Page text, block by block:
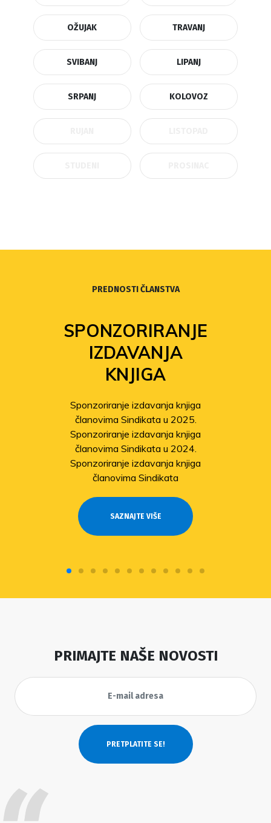
OŽUJAK TRAVANJ
SVIBANJ LIPANJ
SRPANJ KOLOVOZ
PREDNOSTI ČLANSTVA
SPONZORIRANJE
IZDAVANJA
KNJIGA
Sponzoriranje izdavanja knjiga
članovima Sindikata u 2025.
Sponzoriranje izdavanja knjiga
članovima Sindikata u 2024.
Sponzoriranje izdavanja knjiga
članovima Sindikata
SAZNAJTE VIŠE
PRIMAJTE NAŠE NOVOSTI